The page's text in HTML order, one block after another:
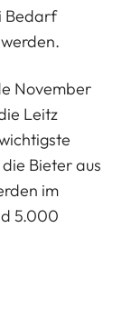
Bedarf
November
Leitz
Bieter aus
im
5.000